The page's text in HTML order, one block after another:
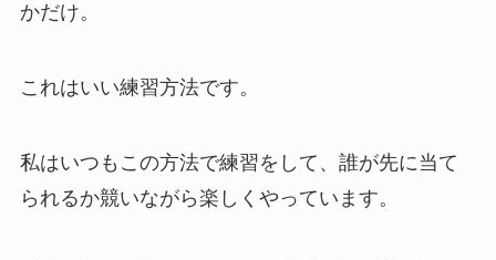
かだけ。
これはいい練習方法です。
私はいつもこの方法で練習をして、誰が先に当て
られるか競いながら楽しくやっています。